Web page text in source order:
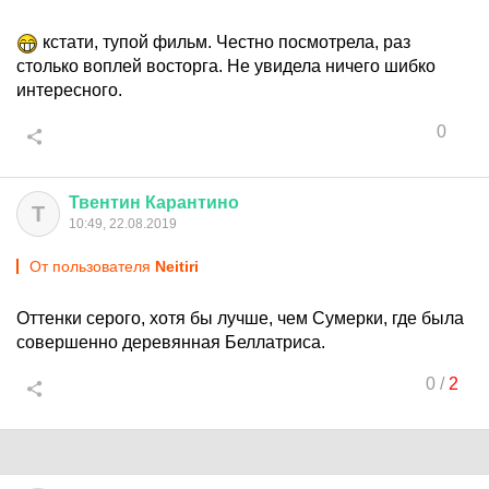
кстати, тупой фильм. Честно посмотрела, раз
столько воплей восторга. Не увидела ничего шибко
интересного.
0
Т Твентин Карантино
10:49, 22.08.2019
От пользователя Neitiri
Оттенки серого, хотя бы лучше, чем Сумерки, где была
совершенно деревянная Беллатриса.
0/ 2